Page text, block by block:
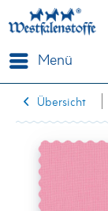
Menü
Übersicht